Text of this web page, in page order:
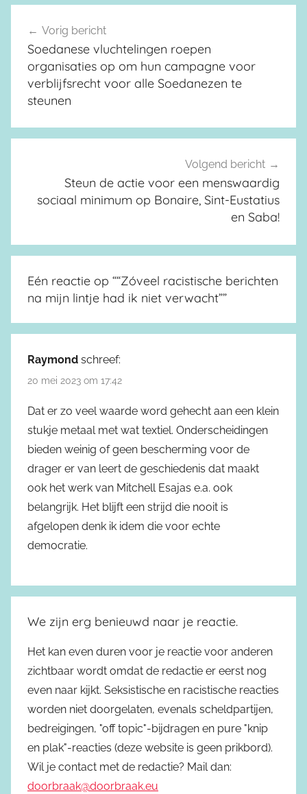
Berichtnavigatie
Vorig bericht
Soedanese vluchtelingen roepen
organisaties op om hun campagne voor
verblijfsrecht voor alle Soedanezen te
steunen
Volgend bericht
Steun de actie voor een menswaardig
sociaal minimum op Bonaire, Sint-Eustatius
en Saba!
Eén reactie op ““Zóveel racistische berichten
na mijn lintje had ik niet verwacht””
Raymond schreef:
20 mei 2023 om 17:42
Dat er zo veel waarde word gehecht aan een klein
stukje metaal met wat textiel. Onderscheidingen
bieden weinig of geen bescherming voor de
drager er van leert de geschiedenis dat maakt
ook het werk van Mitchell Esajas e.a. ook
belangrijk. Het blijft een strijd die nooit is
afgelopen denk ik idem die voor echte
democratie.
We zijn erg benieuwd naar je reactie.
Het kan even duren voor je reactie voor anderen
zichtbaar wordt omdat de redactie er eerst nog
even naar kijkt. Seksistische en racistische reacties
worden niet doorgelaten, evenals scheldpartijen,
bedreigingen, "off topic"-bijdragen en pure "knip
en plak"-reacties (deze website is geen prikbord).
Wil je contact met de redactie? Mail dan:
doorbraak@doorbraak.eu